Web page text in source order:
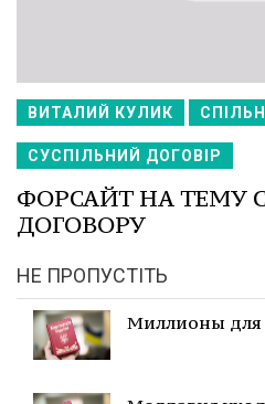
ВИТАЛИЙ КУЛИК
СУСПІЛЬНИЙ ДОГОВІР
ФОРСАЙТ НА ТЕМУ
ДОГОВОРУ
НЕ ПРОПУСТІТЬ
Миллионы для